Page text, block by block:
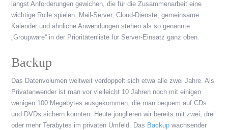
längst Anforderungen gewichen, die für die Zusammenarbeit eine
wichtige Rolle spielen. Mail-Server, Cloud-Dienste, gemeinsame
Kalender und ähnliche Anwendungen stehen als so genannte
„Groupware“ in der Prioritätenliste für Server-Einsatz ganz oben.
Backup
Das Datenvolumen weltweit verdoppelt sich etwa alle zwei Jahre. Als
Privatanwender ist man vor vielleicht 10 Jahren noch mit einigen
wenigen 100 Megabytes ausgekommen, die man bequem auf CDs
und DVDs sichern konnten. Heute jonglieren wir bereits mit zwei, drei
oder mehr Terabytes im privaten Umfeld. Das Backup wachsender